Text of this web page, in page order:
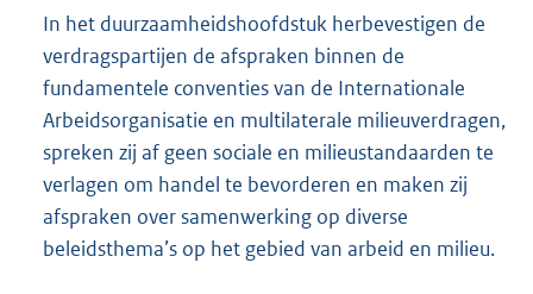
In het duurzaamheidshoofdstuk herbevestigen de
verdragspartijen de afspraken binnen de
fundamentele conventies van de Internationale
Arbeidsorganisatie en multilaterale milieuverdragen,
spreken zij af geen sociale en milieustandaarden te
verlagen om handel te bevorderen en maken zij
afspraken over samenwerking op diverse
beleidsthema’s op het gebied van arbeid en milieu.